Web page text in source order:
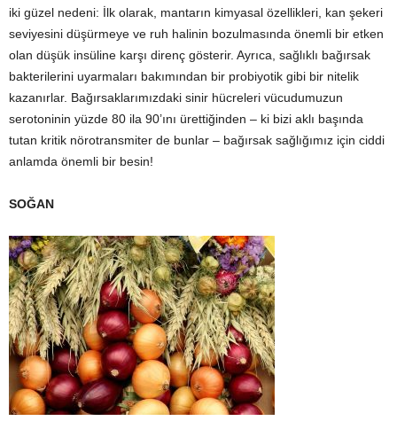
iki güzel nedeni: İlk olarak, mantarın kimyasal özellikleri, kan şekeri
seviyesini düşürmeye ve ruh halinin bozulmasında önemli bir etken
olan düşük insüline karşı direnç gösterir. Ayrıca, sağlıklı bağırsak
bakterilerini uyarmaları bakımından bir probiyotik gibi bir nitelik
kazanırlar. Bağırsaklarımızdaki sinir hücreleri vücudumuzun
serotoninin yüzde 80 ila 90’ını ürettiğinden – ki bizi aklı başında
tutan kritik nörotransmiter de bunlar – bağırsak sağlığımız için ciddi
anlamda önemli bir besin!
SOĞAN